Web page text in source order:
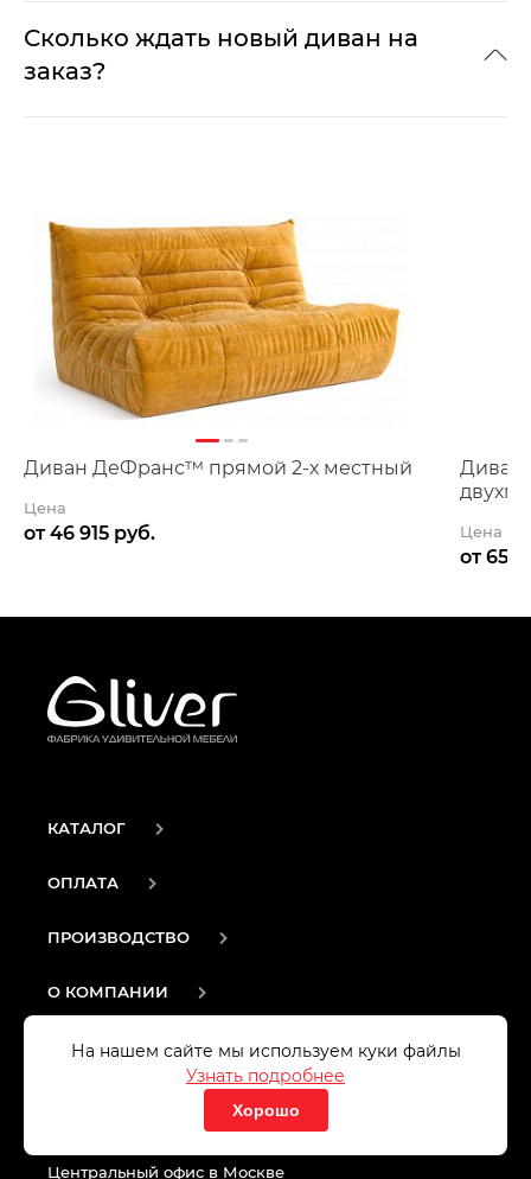
Сколько ждать новый диван на
заказ?
Диван ДеФранс™️ прямой 2-х местный
Цена
от 46 915 руб.
Диван
Цена
от 65
КАТАЛОГ
ОПЛАТА
ПРОИЗВОДСТВО
О КОМПАНИИ
МЯГКАЯ МЕБЕЛЬ
Центральный офис в Москве
На нашем сайте мы используем куки файлы
Узнать подробнее
Хорошо